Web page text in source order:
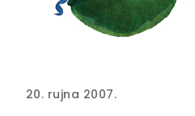
20. rujna 2007.